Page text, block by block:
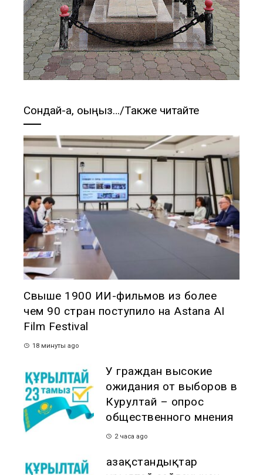
Сондай-ақ, оқыңыз…/Также читайте
Свыше 1900 ИИ-фильмов из более
чем 90 стран поступило на Astana AI
Film Festival
18 минуты ago
У граждан высокие
ожидания от выборов в
Курултай – опрос
общественного мнения
2 часа ago
Қазақстандықтар